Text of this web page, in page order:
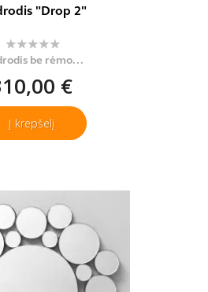
"Drop 2"
be rėmo...
€
Į krepšelį